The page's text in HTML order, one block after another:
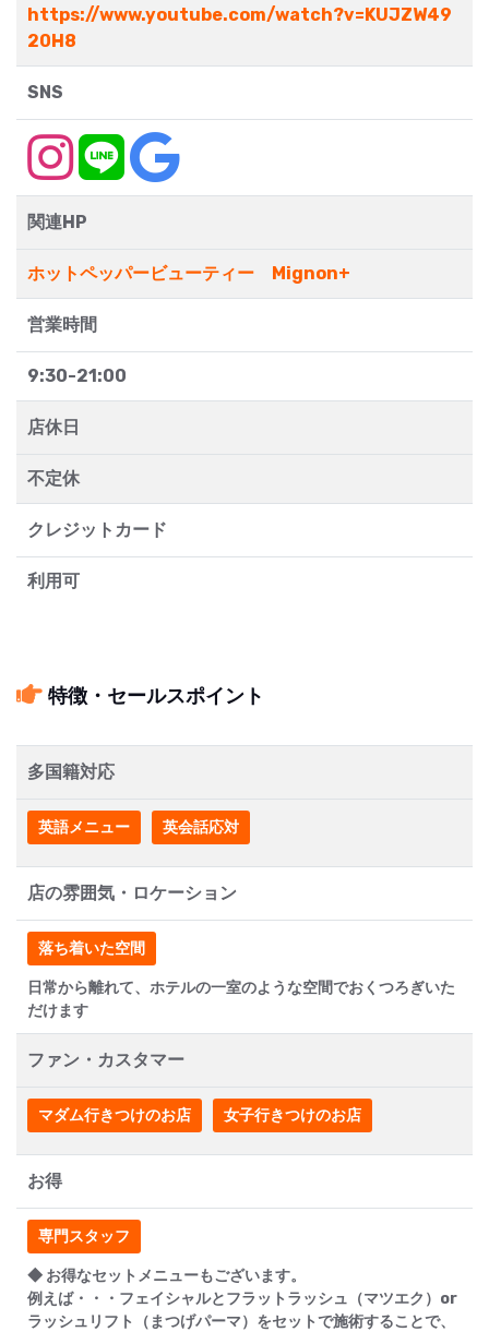
https://www.youtube.com/watch?v=KUJZW49
20H8
SNS
関連HP
ホットペッパービューティー Mignon+
営業時間
9:30-21:00
店休日
不定休
クレジットカード
利用可
特徴・セールスポイント
多国籍対応
英語メニュー 英会話応対
店の雰囲気・ロケーション
落ち着いた空間
日常から離れて、ホテルの一室のような空間でおくつろぎいた
だけます
ファン・カスタマー
マダム行きつけのお店 女子行きつけのお店
お得
専門スタッフ
◆ お得なセットメニューもございます。
例えば・・・フェイシャルとフラットラッシュ（マツエク）or
ラッシュリフト（まつげパーマ）をセットで施術することで、